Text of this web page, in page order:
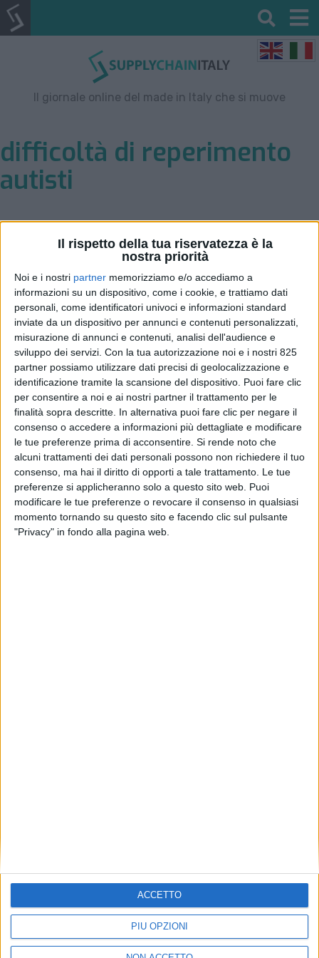
Il rispetto della tua riservatezza è la
nostra priorità
Noi e i nostri partner memorizziamo e/o accediamo a
informazioni su un dispositivo, come i cookie, e trattiamo dati
personali, come identificatori univoci e informazioni standard
inviate da un dispositivo per annunci e contenuti personalizzati,
misurazione di annunci e contenuti, analisi dell'audience e
sviluppo dei servizi. Con la tua autorizzazione noi e i nostri 825
partner possiamo utilizzare dati precisi di geolocalizzazione e
identificazione tramite la scansione del dispositivo. Puoi fare clic
per consentire a noi e ai nostri partner il trattamento per le
finalità sopra descritte. In alternativa puoi fare clic per negare il
consenso o accedere a informazioni più dettagliate e modificare
le tue preferenze prima di acconsentire. Si rende noto che
alcuni trattamenti dei dati personali possono non richiedere il tuo
consenso, ma hai il diritto di opporti a tale trattamento. Le tue
preferenze si applicheranno solo a questo sito web. Puoi
modificare le tue preferenze o revocare il consenso in qualsiasi
momento tornando su questo sito e facendo clic sul pulsante
"Privacy" in fondo alla pagina web.
PIÙ OPZIONI
ACCETTO
Il giornale online del made in Italy che si muove
difficoltà di reperimento
autisti
Sotto il livello di guardia a
maggio (45,6%) la difficoltà
di reperimento autisti delle
TRASPORTI 14 MAGGIO 2025